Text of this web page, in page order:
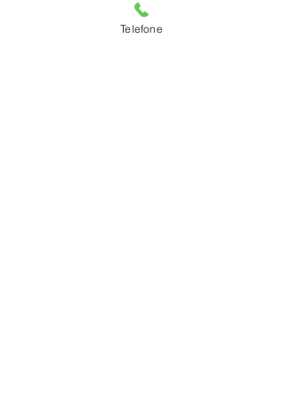
Política da loja
Métodos de pagamento
Telefone